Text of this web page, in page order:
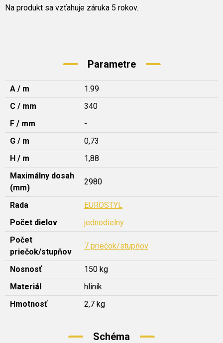
Na produkt sa vzťahuje záruka 5 rokov.
Parametre
A / m
1.99
C / mm
340
F / mm
-
G / m
0,73
H / m
1,88
Maximálny dosah
(mm)
2980
Rada
EUROSTYL
Počet dielov
jednodielny
Počet
priečok/stupňov
7 priečok/stupňov
Nosnosť
150 kg
Materiál
hliník
Hmotnosť
2,7 kg
Schéma